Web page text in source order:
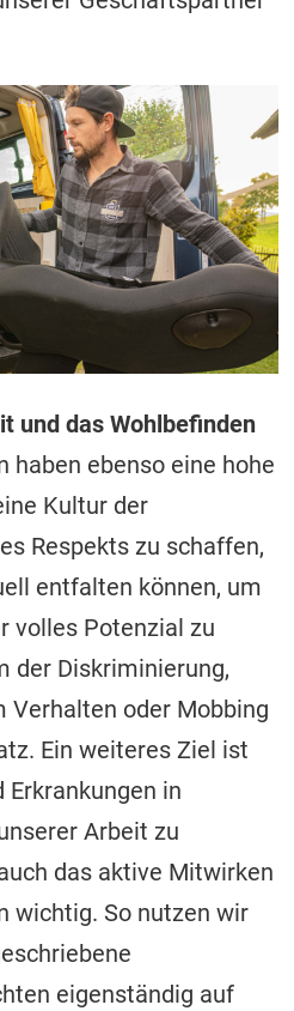
und das Wohlbefinden
haben ebenso eine hohe
Kultur der
Respekts zu schaffen,
entfalten können, um
volles Potenzial zu
der Diskriminierung,
Verhalten oder Mobbing
Ein weiteres Ziel ist
in
Arbeit zu
das aktive Mitwirken
wichtig. So nutzen wir
eigenständig auf